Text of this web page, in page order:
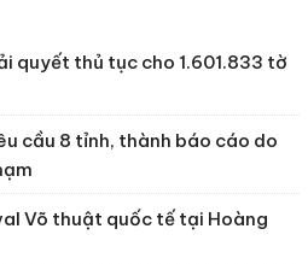
quyết thủ tục cho 1.601.833 tờ
cầu 8 tỉnh, thành báo cáo do
Võ thuật quốc tế tại Hoàng